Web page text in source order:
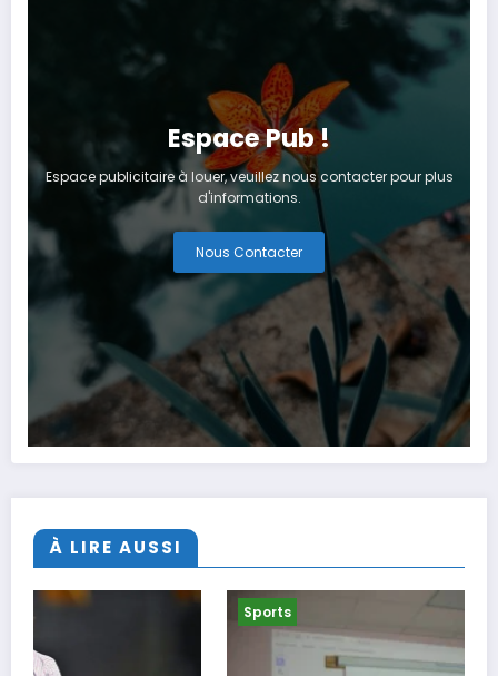
Espace Pub !
Espace publicitaire à louer, veuillez nous contacter pour plus
d'informations.
Nous Contacter
À LIRE AUSSI
Sports